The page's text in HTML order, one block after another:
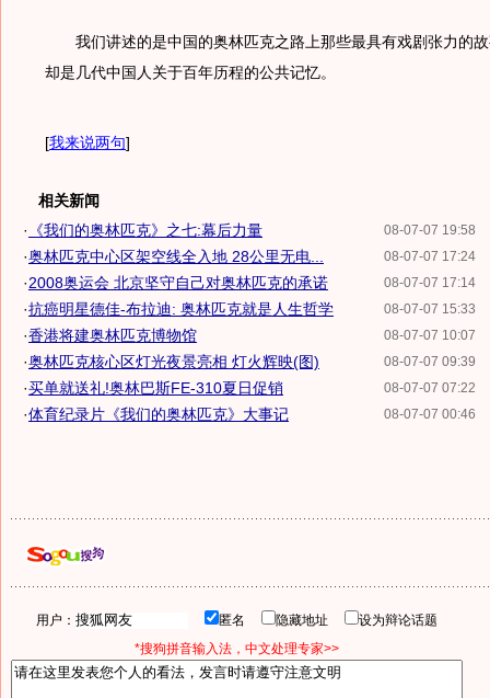
我们讲述的是中国的奥林匹克之路上那些最具有戏剧张力的故
却是几代中国人关于百年历程的公共记忆。
[我来说两句]
相关新闻
08-07-07 19:58
· 《我们的奥林匹克》之七:幕后力量
08-07-07 17:24
·奥林匹克中心区架空线全入地 28公里无电...
08-07-07 17:14
·2008奥运会 北京坚守自己对奥林匹克的承诺
08-07-07 15:33
·抗癌明星德佳-布拉迪: 奥林匹克就是人生哲学
08-07-07 10:07
·香港将建奥林匹克博物馆
08-07-07 09:39
·奥林匹克核心区灯光夜景亮相 灯火辉映(图)
08-07-07 07:22
·买单就送礼!奥林巴斯FE-310夏日促销
08-07-07 00:46
·体育纪录片《我们的奥林匹克》大事记
用户： 匿名 隐藏地址
设为辩论话题
*搜狗拼音输入法，中文处理专家>>